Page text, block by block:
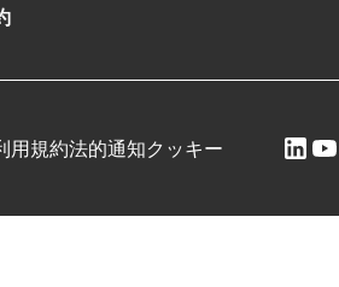
用規約法的通知クッキー